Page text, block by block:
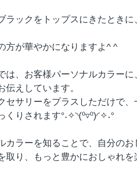
ラックをトップスにきたとき
方が華やかになりますよ^ ^
は、お客様パーソナルカラー
伝えしています。
セサリーをプラスしただけで
くりされます°˖✧◝(⁰▿⁰)◜✧˖°
カラーを知ることで、自分の
取り、もっと豊かにおしゃれ